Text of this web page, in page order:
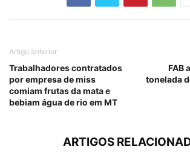
Artigo anterior
Trabalhadores contratados
por empresa de miss
comiam frutas da mata e
bebiam água de rio em MT
FAB
tonelada
ARTIGOS